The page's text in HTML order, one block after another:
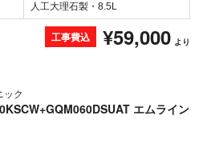
人工大理石製・8.5L
工事費込 ¥59,000 より
ック
エムライン